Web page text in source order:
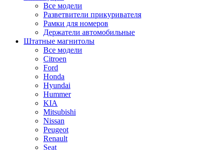
Все модели
Разветвители прикуривателя
Рамки для номеров
Держатели автомобильные
Штатные магнитолы
Все модели
Citroen
Ford
Honda
Hyundai
Hummer
KIA
Mitsubishi
Nissan
Peugeot
Renault
Seat